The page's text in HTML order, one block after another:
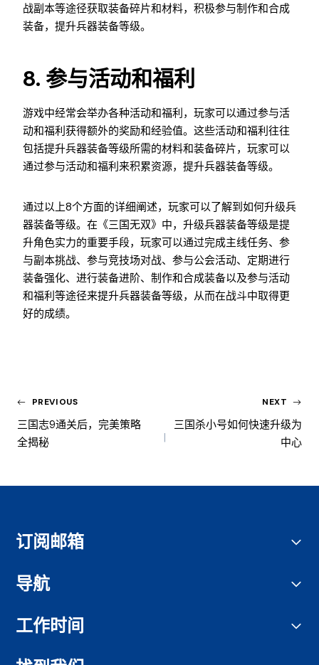
战副本等途径获取装备碎片和材料，积极参与制作和合成
装备，提升兵器装备等级。
8. 参与活动和福利
游戏中经常会举办各种活动和福利，玩家可以通过参与活
动和福利获得额外的奖励和经验值。这些活动和福利往往
包括提升兵器装备等级所需的材料和装备碎片，玩家可以
通过参与活动和福利来积累资源，提升兵器装备等级。
通过以上8个方面的详细阐述，玩家可以了解到如何升级兵
器装备等级。在《三国无双》中，升级兵器装备等级是提
升角色实力的重要手段，玩家可以通过完成主线任务、参
与副本挑战、参与竞技场对战、参与公会活动、定期进行
装备强化、进行装备进阶、制作和合成装备以及参与活动
和福利等途径来提升兵器装备等级，从而在战斗中取得更
好的成绩。
PREVIOUS
三国志9通关后，完美策略
全揭秘
NEXT
三国杀小号如何快速升级为
中心
订阅邮箱
导航
工作时间